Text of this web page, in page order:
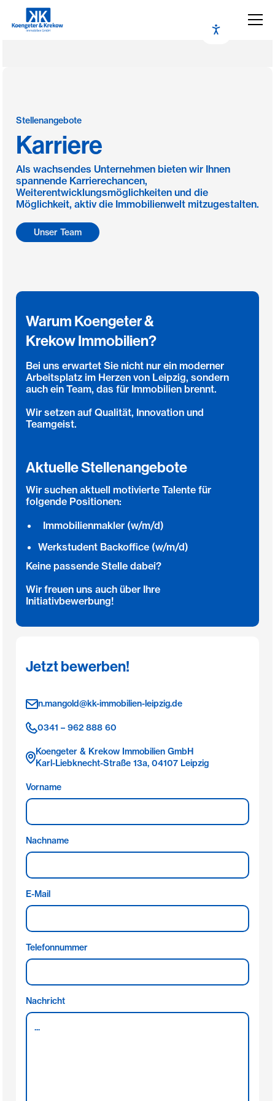
Stellenangebote
Karriere
Als wachsendes Unternehmen bieten wir Ihnen
spannende Karrierechancen,
Weiterentwicklungsmöglichkeiten und die
Möglichkeit, aktiv die Immobilienwelt mitzugestalten.
Unser Team
Warum Koengeter &
Krekow Immobilien?
Bei uns erwartet Sie nicht nur ein moderner
Arbeitsplatz im Herzen von Leipzig, sondern
auch ein Team, das für Immobilien brennt.
Wir setzen auf Qualität, Innovation und
Teamgeist.
Aktuelle Stellenangebote
Wir suchen aktuell motivierte Talente für
folgende Positionen:
Immobilienmakler (w/m/d)
Werkstudent Backoffice (w/m/d)
Keine passende Stelle dabei?
Wir freuen uns auch über Ihre
Initiativbewerbung!
Jetzt bewerben!
n.mangold@kk-immobilien-leipzig.de
0341 – 962 888 60
Koengeter & Krekow Immobilien GmbH
Karl-Liebknecht-Straße 13a, 04107 Leipzig
Vorname
Nachname
E-Mail
Telefonnummer
Nachricht